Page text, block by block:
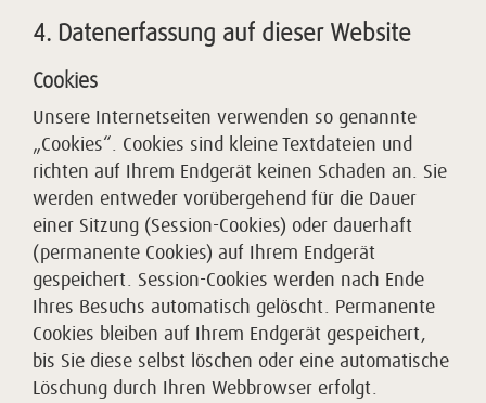
4. Datenerfassung auf dieser Website
Cookies
Unsere Internetseiten verwenden so genannte
„Cookies“. Cookies sind kleine Textdateien und
richten auf Ihrem Endgerät keinen Schaden an. Sie
werden entweder vorübergehend für die Dauer
einer Sitzung (Session-Cookies) oder dauerhaft
(permanente Cookies) auf Ihrem Endgerät
gespeichert. Session-Cookies werden nach Ende
Ihres Besuchs automatisch gelöscht. Permanente
Cookies bleiben auf Ihrem Endgerät gespeichert,
bis Sie diese selbst löschen oder eine automatische
Löschung durch Ihren Webbrowser erfolgt.